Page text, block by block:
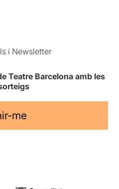
i Newsletter
Teatre Barcelona amb les
me